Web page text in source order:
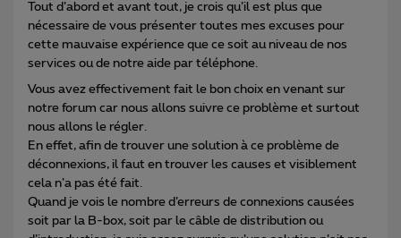
Tout d’abord et avant tout, je crois qu’il est plus que
nécessaire de vous présenter toutes mes excuses pour
cette mauvaise expérience que ce soit au niveau de nos
services ou de notre aide par téléphone.
Vous avez effectivement fait le bon choix en venant sur
notre forum car nous allons suivre ce problème et surtout
nous allons le régler.
En effet, afin de trouver une solution à ce problème de
déconnexions, il faut en trouver les causes et visiblement
cela n’a pas été fait.
Quand je vois le nombre d’erreurs de connexions causées
soit par la B-box, soit par le câble de distribution ou